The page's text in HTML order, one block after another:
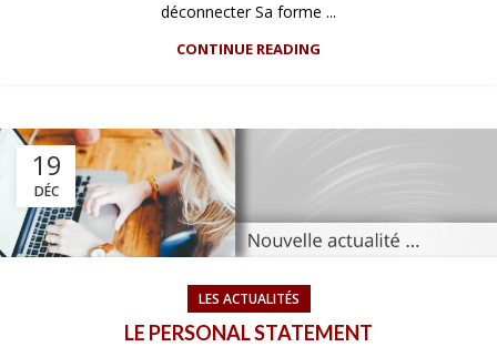
déconnecter Sa forme ...
CONTINUE READING
19
DÉC
LES ACTUALITÉS
LE PERSONAL STATEMENT